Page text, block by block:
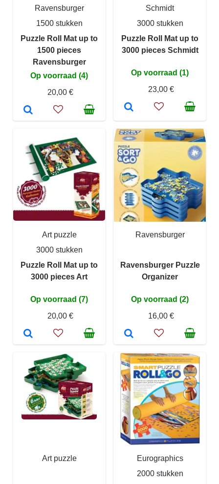
Ravensburger
1500 stukken
Puzzle Roll Mat up to
1500 pieces
Ravensburger
Op voorraad (4)
20,00 €
Schmidt
3000 stukken
Puzzle Roll Mat up to
3000 pieces Schmidt
Op voorraad (1)
23,00 €
Art puzzle
3000 stukken
Puzzle Roll Mat up to
3000 pieces Art
Op voorraad (7)
20,00 €
Ravensburger
Ravensburger Puzzle
Organizer
Op voorraad (2)
16,00 €
Art puzzle
Eurographics
2000 stukken